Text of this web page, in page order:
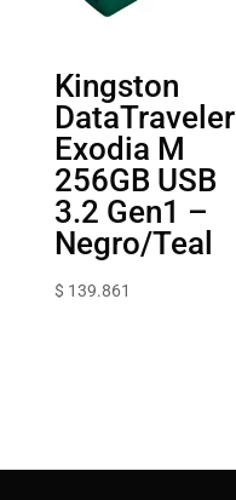
Kingston
DataTraveler
Exodia M
256GB USB
3.2 Gen1 –
Negro/Teal
$ 139.861